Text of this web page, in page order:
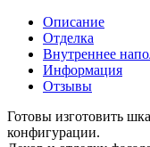
Описание
Отделка
Внутреннее
Информация
Отзывы
Готовы изготовить
конфигурации.